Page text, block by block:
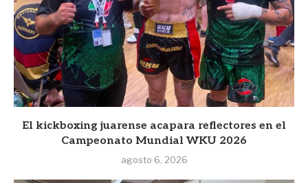
El kickboxing juarense acapara reflectores en el
Campeonato Mundial WKU 2026
agosto 6, 2026